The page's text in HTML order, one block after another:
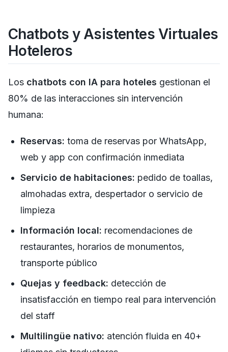
Chatbots y Asistentes Virtuales
Hoteleros
Los chatbots con IA para hoteles gestionan el
80% de las interacciones sin intervención
humana:
Reservas: toma de reservas por WhatsApp,
web y app con confirmación inmediata
Servicio de habitaciones: pedido de toallas,
almohadas extra, despertador o servicio de
limpieza
Información local: recomendaciones de
restaurantes, horarios de monumentos,
transporte público
Quejas y feedback: detección de
insatisfacción en tiempo real para intervención
del staff
Multilingüe nativo: atención fluida en 40+